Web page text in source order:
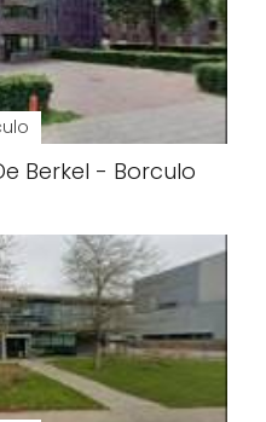
Berkel - Borculo